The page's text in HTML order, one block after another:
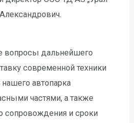
вопросы дальнейшего
современной техники
автопарка
частями, а также
сопровождения и сроки